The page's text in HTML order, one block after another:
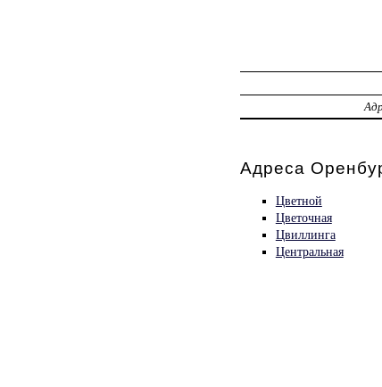
Адреса
Цветной
Цветочная
Цвиллинга
Центральная